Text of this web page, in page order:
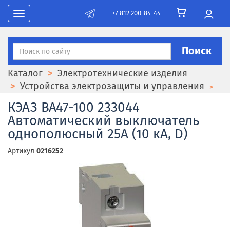
Toggle navigation
+7 812 200-84-44
Поиск
Каталог
Электротехнические изделия
Устройства электрозащиты и управления
КЭАЗ ВА47-100 233044
Автоматический выключатель
однополюсный 25А (10 кА, D)
Артикул 0216252